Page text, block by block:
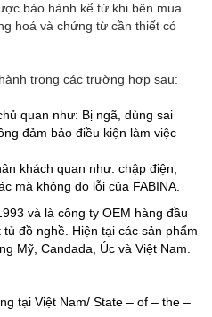
bảo hành kể từ khi bên mua
hoá và chứng từ cần thiết có
trong các trường hợp sau:
quan như: Bị ngã, dùng sai
đảm bảo điều kiện làm việc
khách quan như: chập điện,
mà không do lỗi của FABINA.
và là công ty OEM hàng đầu
đồ nghề. Hiện tại các sản phẩm
Mỹ, Candada, Úc và Việt Nam.
tại Việt Nam/ State – of – the –